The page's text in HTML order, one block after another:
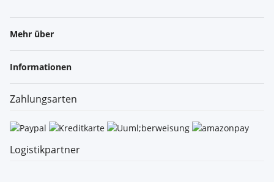
Mehr über
Informationen
Zahlungsarten
Logistikpartner